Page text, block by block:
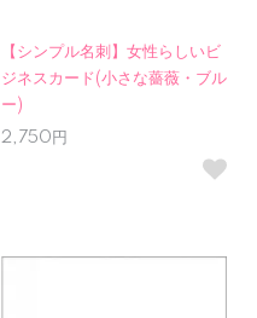
【シンプル名刺】女性らしいビ
ジネスカード(小さな薔薇・ブル
ー)
2,750円